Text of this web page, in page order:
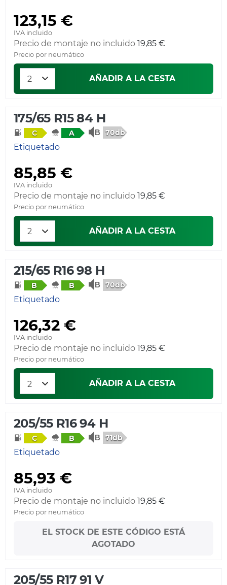
123,15 €
IVA incluido
Precio de montaje no incluido 19,85 €
Precio por neumático
AÑADIR A LA CESTA
175/65 R15 84 H
C A 70db
Etiquetado
85,85 €
IVA incluido
Precio de montaje no incluido 19,85 €
Precio por neumático
AÑADIR A LA CESTA
215/65 R16 98 H
B B 70db
Etiquetado
126,32 €
IVA incluido
Precio de montaje no incluido 19,85 €
Precio por neumático
AÑADIR A LA CESTA
205/55 R16 94 H
C B 71db
Etiquetado
85,93 €
IVA incluido
Precio de montaje no incluido 19,85 €
Precio por neumático
EL STOCK DE ESTE CÓDIGO ESTÁ
AGOTADO
205/55 R17 91 V